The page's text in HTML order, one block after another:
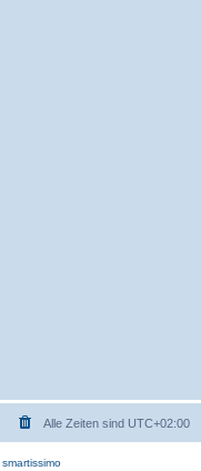
Alle Zeiten sind UTC+02:00
smartissimo